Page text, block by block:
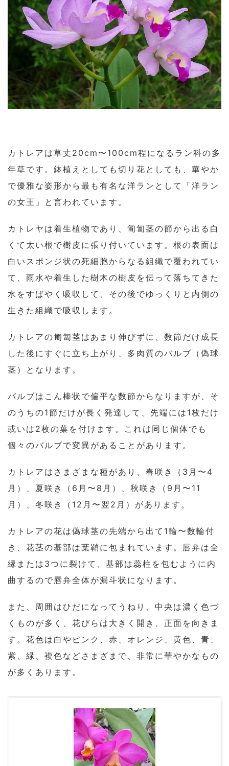
カトレアは草丈20cm〜100cm程になるラン科の多
年草です。鉢植えとしても切り花としても、華やか
で優雅な姿形から最も有名な洋ランとして「洋ラン
の女王」と言われています。
カトレヤは着生植物であり、匍匐茎の節から出る白
くて太い根で樹皮に張り付いています。根の表面は
白いスポンジ状の死細胞からなる組織で覆われてい
て、雨水や着生した樹木の樹皮を伝って落ちてきた
水をすばやく吸収して、その後でゆっくりと内側の
生きた組織で吸収します。
カトレアの匍匐茎はあまり伸びずに、数節だけ成長
した後にすぐに立ち上がり、多肉質のバルブ（偽球
茎）となります。
バルブはこん棒状で偏平な数節からなりますが、そ
のうちの1節だけが長く発達して、先端には1枚だけ
或いは2枚の葉を付けます。これは同じ個体でも
個々のバルブで変異があることがあります。
カトレアはさまざまな種があり、春咲き（3月〜4
月）、夏咲き（6月〜8月）、秋咲き（9月〜11
月）、冬咲き（12月〜翌2月）があります。
カトレアの花は偽球茎の先端から出て1輪〜数輪付
き、花茎の基部は葉鞘に包まれています。唇弁は全
縁または3つに裂けて、基部は蕊柱を包むように内
曲するので唇弁全体が漏斗状になります。
また、周囲はひだになってうねり、中央は濃く色づ
くものが多く、花びらは大きく開き、正面を向きま
す。花色は白やピンク、赤、オレンジ、黄色、青、
紫、緑、複色などさまざまで、非常に華やかなもの
が多くあります。